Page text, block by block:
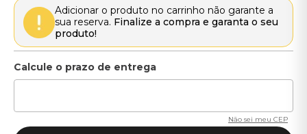
Adicionar o produto no carrinho não garante a
sua reserva. Finalize a compra e garanta o seu
produto!
Não sei meu CEP